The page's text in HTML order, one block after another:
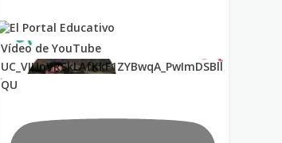
Vídeo de YouTube
UC_VIUnVRSkLAfKkF1ZYBwqA_PwImDSBll
QU